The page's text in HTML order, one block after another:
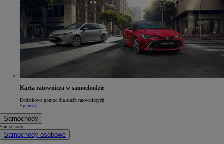
Karta ratownicza w samochodzie
Dodatkowa pomoc dla służb ratowniczych
Sprawdź
Samochody
Samochody
Samochody osobowe